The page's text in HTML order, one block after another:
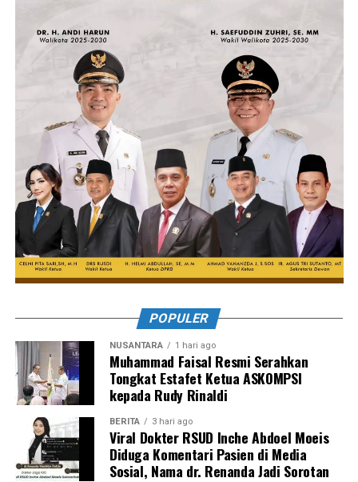
POPULER
NUSANTARA 1 hari ago
Muhammad Faisal Resmi Serahkan
Tongkat Estafet Ketua ASKOMPSI
kepada Rudy Rinaldi
BERITA 3 hari ago
Viral Dokter RSUD Inche Abdoel Moeis
Diduga Komentari Pasien di Media
Sosial, Nama dr. Renanda Jadi Sorotan